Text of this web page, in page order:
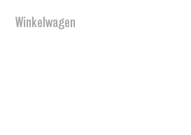
Winkelwagen